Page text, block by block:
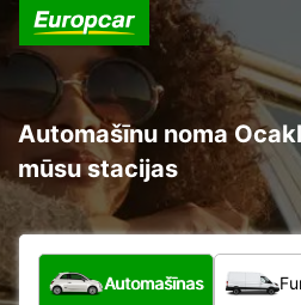
Automašīnu noma
mūsu stacijas
Kāda veida
Automašīnas